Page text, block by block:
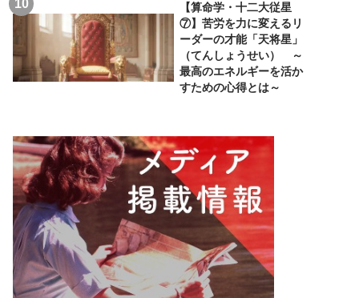
【算命学・十二大従星
⑦】苦労を力に変えるリ
ーダーの才能「天将星」
（てんしょうせい） ～
最高のエネルギーを活か
すための心得とは～